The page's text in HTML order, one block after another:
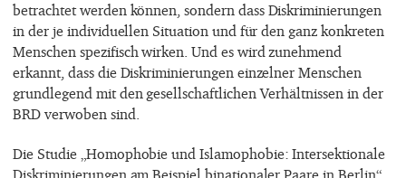
betrachtet werden können, sondern dass Diskriminierungen
in der je individuellen Situation und für den ganz konkreten
Menschen spezifisch wirken. Und es wird zunehmend
erkannt, dass die Diskriminierungen einzelner Menschen
grundlegend mit den gesellschaftlichen Verhältnissen in der
BRD verwoben sind.
Die Studie „Homophobie und Islamophobie: Intersektionale
Diskriminierungen am Beispiel binationaler Paare in Berlin“